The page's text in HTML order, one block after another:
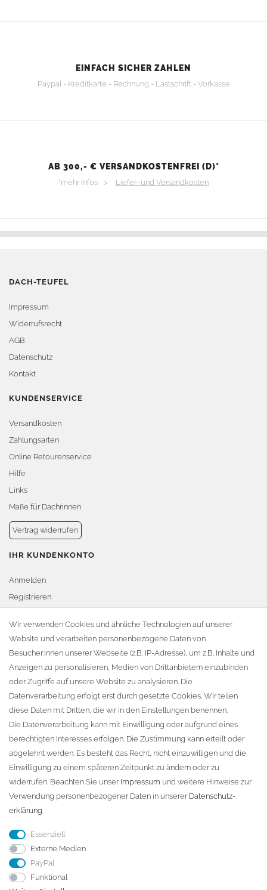
EINFACH SICHER ZAHLEN
Paypal - Kreditkarte - Rechnung - Lastschrift - Vorkasse
AB 300,- € VERSANDKOSTENFREI (D)*
*mehr Infos > Liefer- und Versandkosten
DACH-TEUFEL
Impressum
Widerrufsrecht
AGB
Datenschutz
Kontakt
KUNDENSERVICE
Versandkosten
Zahlungsarten
Online Retourenservice
Hilfe
Links
Maße für Dachrinnen
Vertrag widerrufen
IHR KUNDENKONTO
Anmelden
Registrieren
Warenkorb
Zur Kasse
KONTAKT
Fa. Steffen Jost
Söbrigener Weg 50
D-01796 Pirna
Telefon:+49 (0)3501 507295
info@dach-teufel.de
Wir verwenden Cookies und ähnliche Technologien auf unserer
Website und verarbeiten personenbezogene Daten von
Besucher:innen unserer Webseite (z.B. IP-Adresse), um z.B. Inhalte und
Anzeigen zu personalisieren, Medien von Drittanbietern einzubinden
oder Zugriffe auf unsere Website zu analysieren. Die
Datenverarbeitung erfolgt erst durch gesetzte Cookies. Wir teilen
diese Daten mit Dritten, die wir in den Einstellungen benennen.
Die Datenverarbeitung kann mit Einwilligung oder aufgrund eines
berechtigten Interesses erfolgen. Die Zustimmung kann erteilt oder
abgelehnt werden. Es besteht das Recht, nicht einzuwilligen und die
Einwilligung zu einem späteren Zeitpunkt zu ändern oder zu
widerrufen. Beachten Sie unser Impressum und weitere Hinweise zur
Verwendung personenbezogener Daten in unserer Daten­schutz­
erklärung.
Essenziell
Externe Medien
PayPal
Funktional